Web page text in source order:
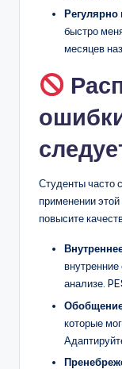
Регулярно
быстро
месяцев
Студенты часто
применении
повысите
анализе.
которые